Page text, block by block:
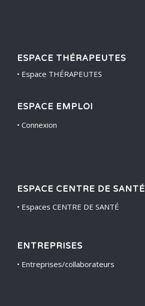
ESPACE THÉRAPEUTES
• Espace THÉRAPEUTES
ESPACE EMPLOI
• Connexion
ESPACE CENTRE DE SANTÉ
• Espaces CENTRE DE SANTÉ
ENTREPRISES
• Entreprises/collaborateurs